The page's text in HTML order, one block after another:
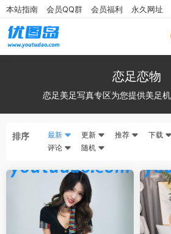
本站指南 会员QQ群 会员福利 永久网址
恋足恋物
恋足美足写真专区为您提供美足
排序 最新 更新 推荐 下载
评论
随机